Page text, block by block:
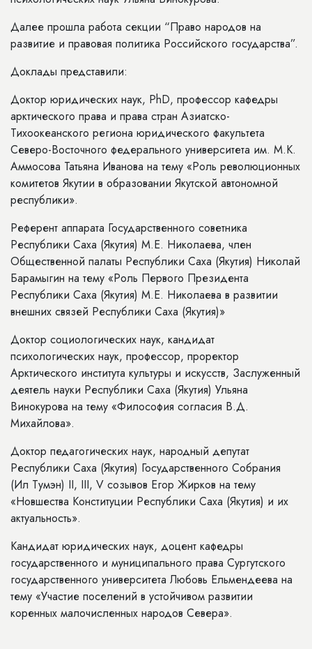
Далее прошла работа секции “Право народов на
развитие и правовая политика Российского государства”.
Доклады представили:
Доктор юридических наук, PhD, профессор кафедры
арктического права и права стран Азиатско-
Тихоокеанского региона юридического факультета
Северо-Восточного федерального университета им. М.К.
Аммосова Татьяна Иванова на тему «Роль революционных
комитетов Якутии в образовании Якутской автономной
республики».
Референт аппарата Государственного советника
Республики Саха (Якутия) М.Е. Николаева, член
Общественной палаты Республики Саха (Якутия) Николай
Барамыгин на тему «Роль Первого Президента
Республики Саха (Якутия) М.Е. Николаева в развитии
внешних связей Республики Саха (Якутия)»
Доктор социологических наук, кандидат
психологических наук, профессор, проректор
Арктического института культуры и искусств, Заслуженный
деятель науки Республики Саха (Якутия) Ульяна
Винокурова на тему «Философия согласия В.Д.
Михайлова».
Доктор педагогических наук, народный депутат
Республики Саха (Якутия) Государственного Собрания
(Ил Тумэн) II, III, V созывов Егор Жирков на тему
«Новшества Конституции Республики Саха (Якутия) и их
актуальность».
Кандидат юридических наук, доцент кафедры
государственного и муниципального права Сургутского
государственного университета Любовь Ельмендеева на
тему «Участие поселений в устойчивом развитии
коренных малочисленных народов Севера».